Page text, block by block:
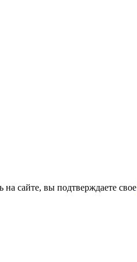
сайте, вы подтверждаете свое